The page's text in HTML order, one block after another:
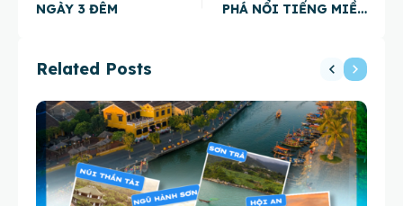
NGÀY 3 ĐÊM
PHÁ NỔI TIẾNG MIỀN
Related Posts